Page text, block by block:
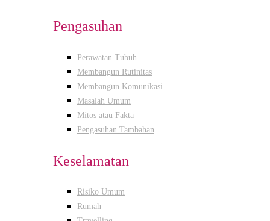
Pengasuhan
Perawatan Tubuh
Membangun Rutinitas
Membangun Komunikasi
Masalah Umum
Mitos atau Fakta
Pengasuhan Tambahan
Keselamatan
Risiko Umum
Rumah